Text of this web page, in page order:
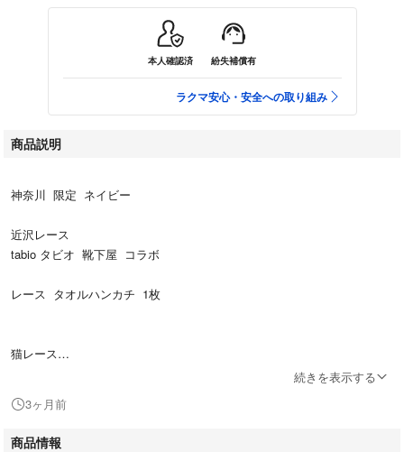
本人確認済 紛失補償有
ラクマ安心・安全への取り組み
商品説明
神奈川 限定 ネイビー
近沢レース
tabio タビオ 靴下屋 コラボ
レース タオルハンカチ 1枚
猫レース
続きを表示する
3ヶ月前
商品情報